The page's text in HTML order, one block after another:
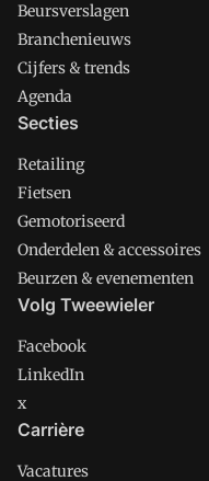
Beursverslagen
Branchenieuws
Cijfers & trends
Agenda
Secties
Retailing
Fietsen
Gemotoriseerd
Onderdelen & accessoires
Beurzen & evenementen
Volg Tweewieler
Facebook
LinkedIn
x
Carrière
Vacatures